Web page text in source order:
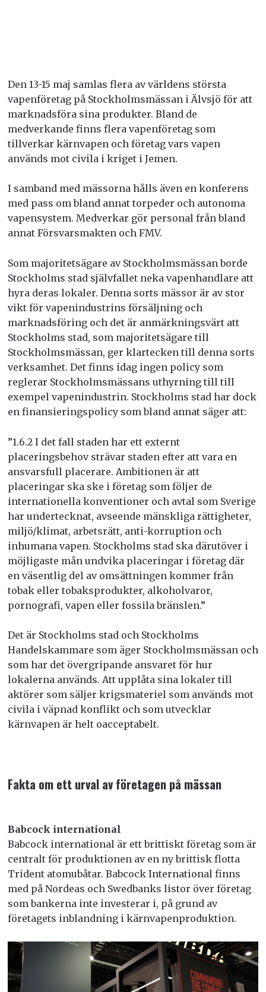
Den 13-15 maj samlas flera av världens största
vapenföretag på Stockholmsmässan i Älvsjö för att
marknadsföra sina produkter. Bland de
medverkande finns flera vapenföretag som
tillverkar kärnvapen och företag vars vapen
används mot civila i kriget i Jemen.
I samband med mässorna hålls även en konferens
med pass om bland annat torpeder och autonoma
vapensystem. Medverkar gör personal från bland
annat Försvarsmakten och FMV.
Som majoritetsägare av Stockholmsmässan borde
Stockholms stad självfallet neka vapenhandlare att
hyra deras lokaler. Denna sorts mässor är av stor
vikt för vapenindustrins försäljning och
marknadsföring och det är anmärkningsvärt att
Stockholms stad, som majoritetsägare till
Stockholmsmässan, ger klartecken till denna sorts
verksamhet. Det finns idag ingen policy som
reglerar Stockholmsmässans uthyrning till till
exempel vapenindustrin. Stockholms stad har dock
en finansieringspolicy som bland annat säger att:
”1.6.2 I det fall staden har ett externt
placeringsbehov strävar staden efter att vara en
ansvarsfull placerare. Ambitionen är att
placeringar ska ske i företag som följer de
internationella konventioner och avtal som Sverige
har undertecknat, avseende mänskliga rättigheter,
miljö/klimat, arbetsrätt, anti-korruption och
inhumana vapen. Stockholms stad ska därutöver i
möjligaste mån undvika placeringar i företag där
en väsentlig del av omsättningen kommer från
tobak eller tobaksprodukter, alkoholvaror,
pornografi, vapen eller fossila bränslen.”
Det är Stockholms stad och Stockholms
Handelskammare som äger Stockholmsmässan och
som har det övergripande ansvaret för hur
lokalerna används. Att upplåta sina lokaler till
aktörer som säljer krigsmateriel som används mot
civila i väpnad konflikt och som utvecklar
kärnvapen är helt oacceptabelt.
Fakta om ett urval av företagen på mässan
Babcock international
Babcock international är ett brittiskt företag som är
centralt för produktionen av en ny brittisk flotta
Trident atomubåtar. Babcock International finns
med på Nordeas och Swedbanks listor över företag
som bankerna inte investerar i, på grund av
företagets inblandning i kärnvapenproduktion.